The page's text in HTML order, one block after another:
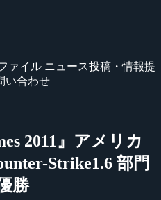
ァイル ニュース投稿・情報提
い合わせ
2011』アメリカ
Strike1.6 部門
勝